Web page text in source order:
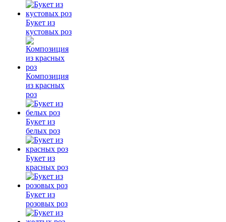
Букет из
кустовых роз
Композиция
из красных
роз
Букет из
белых роз
Букет из
красных роз
Букет из
розовых роз